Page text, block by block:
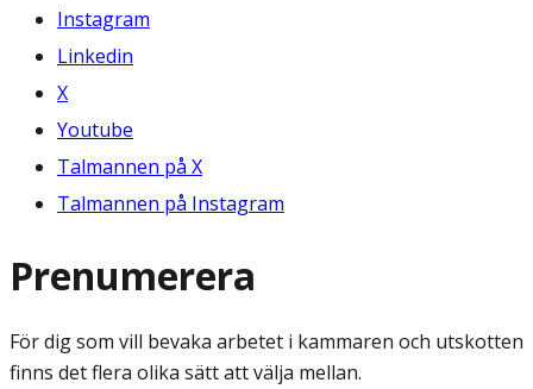
Instagram
Linkedin
X
Youtube
Talmannen på X
Talmannen på Instagram
Prenumerera
För dig som vill bevaka arbetet i kammaren och utskotten
finns det flera olika sätt att välja mellan.